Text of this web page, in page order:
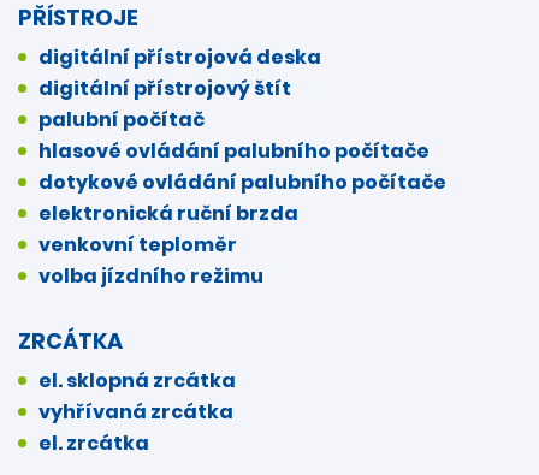
PŘÍSTROJE
digitální přístrojová deska
digitální přístrojový štít
palubní počítač
hlasové ovládání palubního počítače
dotykové ovládání palubního počítače
elektronická ruční brzda
venkovní teploměr
volba jízdního režimu
ZRCÁTKA
el. sklopná zrcátka
vyhřívaná zrcátka
el. zrcátka